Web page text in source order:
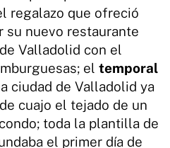
regalazo que ofreció
su nuevo restaurante
Valladolid con el
el temporal
ciudad de Valladolid ya
cuajo el tejado de un
toda la plantilla de
el primer día de